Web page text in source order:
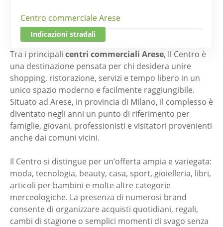
Centro commerciale Arese
Indicazioni stradali
Tra i principali centri commerciali Arese, Il Centro è
una destinazione pensata per chi desidera unire
shopping, ristorazione, servizi e tempo libero in un
unico spazio moderno e facilmente raggiungibile.
Situato ad Arese, in provincia di Milano, il complesso è
diventato negli anni un punto di riferimento per
famiglie, giovani, professionisti e visitatori provenienti
anche dai comuni vicini.
Il Centro si distingue per un’offerta ampia e variegata:
moda, tecnologia, beauty, casa, sport, gioielleria, libri,
articoli per bambini e molte altre categorie
merceologiche. La presenza di numerosi brand
consente di organizzare acquisti quotidiani, regali,
cambi di stagione o semplici momenti di svago senza